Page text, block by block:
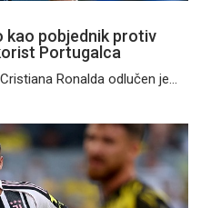
kao pobjednik protiv
Portugalca
Ronalda odlučen je...